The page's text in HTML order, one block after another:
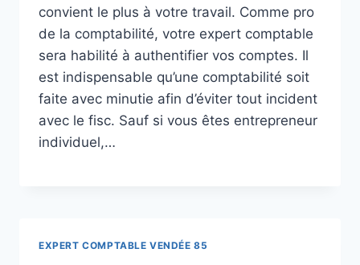
convient le plus à votre travail. Comme pro
de la comptabilité, votre expert comptable
sera habilité à authentifier vos comptes. Il
est indispensable qu’une comptabilité soit
faite avec minutie afin d’éviter tout incident
avec le fisc. Sauf si vous êtes entrepreneur
individuel,…
EXPERT COMPTABLE VENDÉE 85